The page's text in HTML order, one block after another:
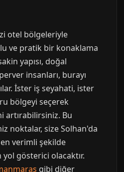
otel bölgeleriyle
ve pratik bir konaklama
yapısı, doğal
insanları, burayı
İster iş seyahati, ister
bölgeyi seçerek
artırabilirsiniz. Bu
noktalar, size Solhan'da
verimli şekilde
gösterici olacaktır.
gibi diğer